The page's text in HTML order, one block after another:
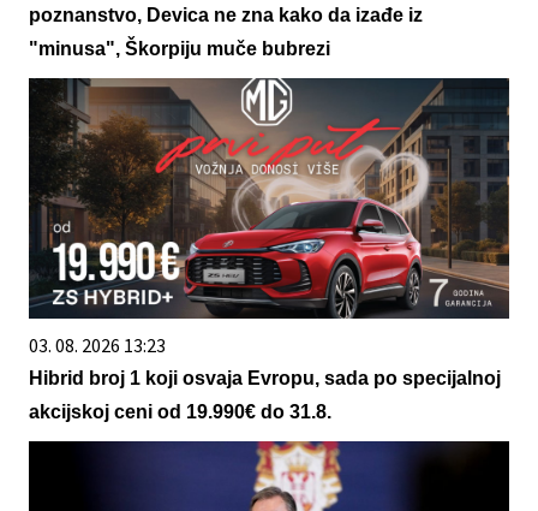
poznanstvo, Devica ne zna kako da izađe iz
"minusa", Škorpiju muče bubrezi
03. 08. 2026 13:23
Hibrid broj 1 koji osvaja Evropu, sada po specijalnoj
akcijskoj ceni od 19.990€ do 31.8.